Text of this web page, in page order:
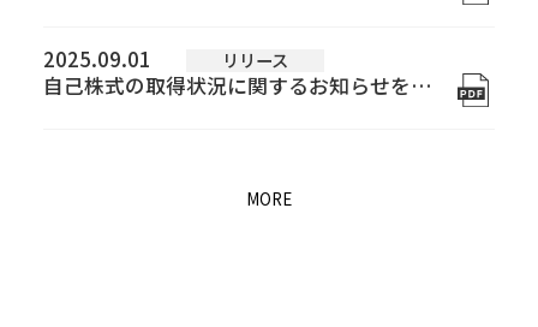
現場だより
2025.09.01 リリース
自己株式の取得状況に関するお知らせを掲載しました
MORE